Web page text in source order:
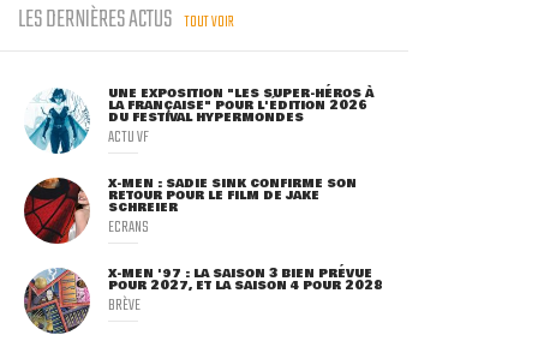
LES DERNIÈRES ACTUS TOUT VOIR
UNE EXPOSITION "LES SUPER-HÉROS À
LA FRANÇAISE" POUR L'ÉDITION 2026
DU FESTIVAL HYPERMONDES
ACTU VF
X-MEN : SADIE SINK CONFIRME SON
RETOUR POUR LE FILM DE JAKE
SCHREIER
ECRANS
X-MEN '97 : LA SAISON 3 BIEN PRÉVUE
POUR 2027, ET LA SAISON 4 POUR 2028
BRÈVE